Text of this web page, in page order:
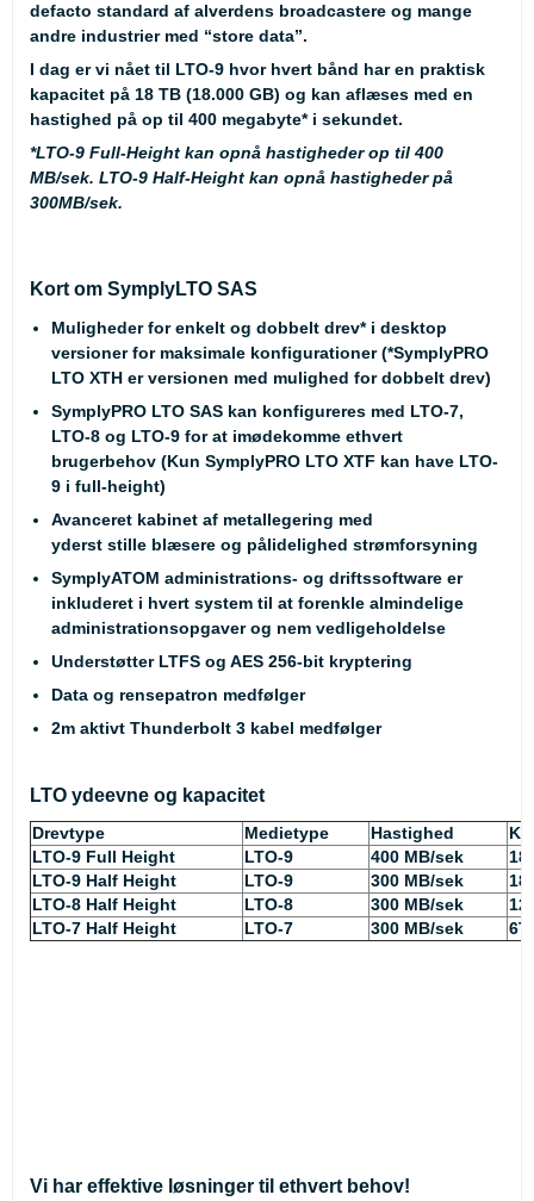
defacto standard af alverdens broadcastere og mange
andre industrier med “store data”.
I dag er vi nået til LTO-9 hvor hvert bånd har en praktisk
kapacitet på 18 TB (18.000 GB) og kan aflæses med en
hastighed på op til 400 megabyte* i sekundet.
*LTO-9 Full-Height kan opnå hastigheder op til 400
MB/sek. LTO-9 Half-Height kan opnå hastigheder på
300MB/sek.
Kort om SymplyLTO SAS
Muligheder for enkelt og dobbelt drev* i desktop
versioner for maksimale konfigurationer (*SymplyPRO
LTO XTH er versionen med mulighed for dobbelt drev)
SymplyPRO LTO SAS kan konfigureres med LTO-7,
LTO-8 og LTO-9 for at imødekomme ethvert
brugerbehov (Kun SymplyPRO LTO XTF kan have LTO-
9 i full-height)
Avanceret kabinet af metallegering med
yderst stille blæsere og pålidelighed strømforsyning
SymplyATOM administrations- og driftssoftware er
inkluderet i hvert system til at forenkle almindelige
administrationsopgaver og nem vedligeholdelse
Understøtter LTFS og AES 256-bit kryptering
Data og rensepatron medfølger
2m aktivt Thunderbolt 3 kabel medfølger
LTO ydeevne og kapacitet
Drevtype Medietype Hastighed
LTO-9 Full Height
LTO-9 400 MB/sek
LTO-9 Half Height
LTO-9 300 MB/sek
LTO-8 Half Height
LTO-8 300 MB/sek
LTO-7 Half Height
LTO-7 300 MB/sek
Vi har effektive løsninger til ethvert behov!